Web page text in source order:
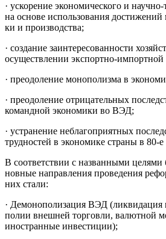
· ускорение экономического и
на основе использования
ки и производства;
· создание заинтересованности
осу­ществлении экспортно-
· преодоление монополизма в
· преодоление отрицательных
командной экономики во ВЭД;
· устранение неблагоприятных
трудностей в экономике страны в 80-
В соответствии с названными
новные направления проведения
них стали:
· Демонополизация ВЭД (ликвидация
полии внешней торговли, валютной
иностран­ные инвестиции);